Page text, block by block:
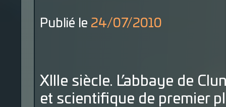
Publié le 24/07/2010
XIIIe siècle. L’abbaye de
et scientifique de premier